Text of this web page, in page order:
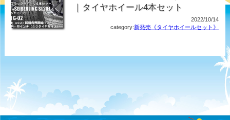
｜タイヤホイール4本セット
2022/10/14
category:新発売《タイヤホイールセット》